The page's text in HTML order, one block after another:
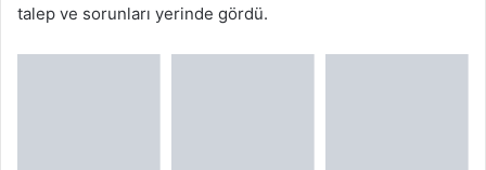
talep ve sorunları yerinde gördü.